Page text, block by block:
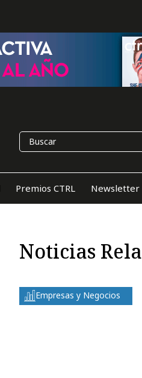
Premios CTRL Newsletter
Noticias
Empresas y Negocios